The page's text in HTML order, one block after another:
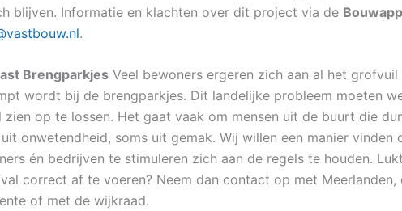
blijven. Informatie en klachten over dit project via de Bouwapp
.
Brengparkjes Veel bewoners ergeren zich aan al het grofvuil
wordt bij de brengparkjes. Dit landelijke probleem moeten
zien op te lossen. Het gaat vaak om mensen uit de buurt die
onwetendheid, soms uit gemak. Wij willen een manier vinden
én bedrijven te stimuleren zich aan de regels te houden.
correct af te voeren? Neem dan contact op met Meerlanden,
of met de wijkraad.